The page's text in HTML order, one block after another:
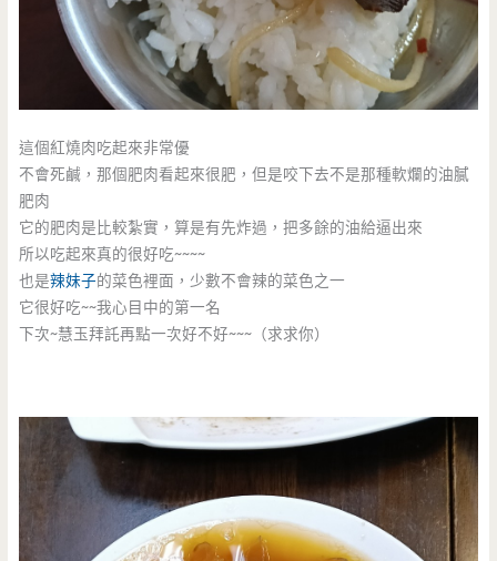
這個紅燒肉吃起來非常優
不會死鹹，那個肥肉看起來很肥，但是咬下去不是那種軟爛的油膩
肥肉
它的肥肉是比較紮實，算是有先炸過，把多餘的油給逼出來
所以吃起來真的很好吃~~~~
也是辣妹子的菜色裡面，少數不會辣的菜色之一
它很好吃~~我心目中的第一名
下次~慧玉拜託再點一次好不好~~~（求求你）